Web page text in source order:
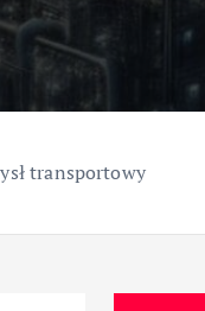
transportowy